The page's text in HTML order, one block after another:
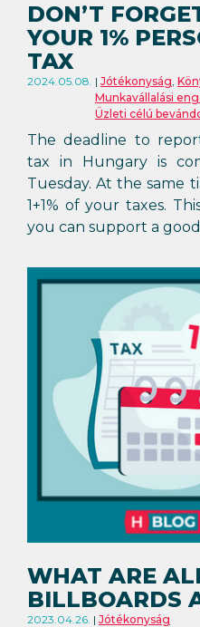
DON’T
YOUR 1%
TAX
2024.05.08. Jótékonyság,
Munkavállalási
Üzleti célú
The deadline to
tax in Hungary is
Tuesday. At the same
1+1% of your taxes.
you can support a
WHAT ARE
BILLBOARDS
2023.04.26. Jótékonyság